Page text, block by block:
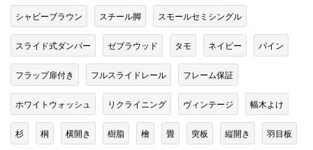
シャビーブラウン スチール脚 スモールセミシングル
スライド式ダンパー ゼブラウッド タモ ネイビー パイン
フラップ扉付き フルスライドレール フレーム保証
ホワイトウォッシュ リクライニング ヴィンテージ 幅木よけ
杉 桐 横開き 樹脂 檜 畳 突板 縦開き 羽目板